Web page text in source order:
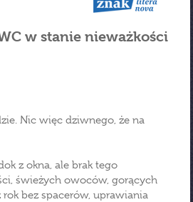
w stanie nieważkości
Nic więc dziwnego, że na
z okna, ale brak tego
świeżych owoców, gorących
bez spacerów, uprawiania